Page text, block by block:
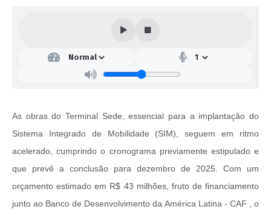
As obras do Terminal Sede, essencial para a implantação do
Sistema Integrado de Mobilidade (SIM), seguem em ritmo
acelerado, cumprindo o cronograma previamente estipulado e
que prevê a conclusão para dezembro de 2025. Com um
orçamento estimado em R$ 43 milhões, fruto de financiamento
junto ao Banco de Desenvolvimento da América Latina - CAF , o